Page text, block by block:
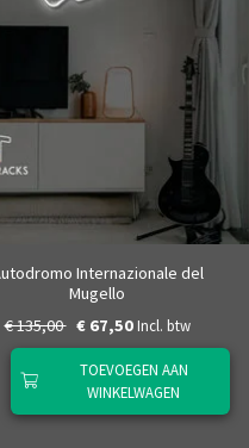
Internazionale del
Mugello
€ 135,00 € 67,50 Incl. btw
TOEVOEGEN AAN
WINKELWAGEN